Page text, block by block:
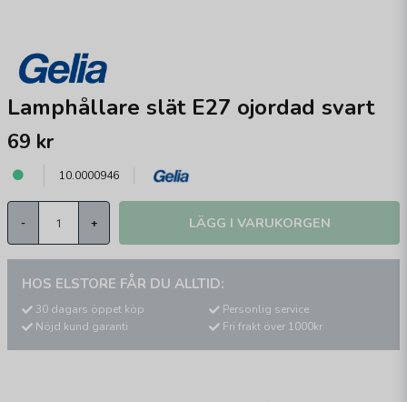
Lamphållare slät E27 ojordad svart
69 kr
10.0000946
- + LÄGG I VARUKORGEN
HOS ELSTORE FÅR DU ALLTID:
30 dagars öppet köp
Nöjd kund garanti
Personlig service
Fri frakt över 1000kr